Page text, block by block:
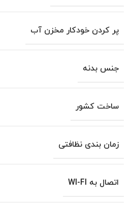
پر کردن خودکار مخزن آب
جنس بدنه
ساخت کشور
زمان بندی نظافتی
اتصال به WI-FI